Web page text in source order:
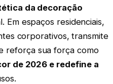
da decoração
Em espaços residenciais,
corporativos, transmite
reforça sua força como
de 2026 e redefine a